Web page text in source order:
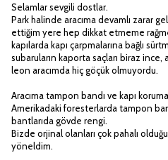
Selamlar sevgili dostlar.
Park halinde aracıma devamlı zarar
ettiğim yere hep dikkat etmeme
kapılarda kapı çarpmalarına bağlı
subaruların kaporta saçları biraz ince,
leon aracımda hiç göçük olmuyordu.
Aracıma tampon bandı ve kapı
Amerikadaki foresterlarda tampon
bantlarıda gövde rengi.
Bizde orjinal olanları çok pahalı
yöneldim.